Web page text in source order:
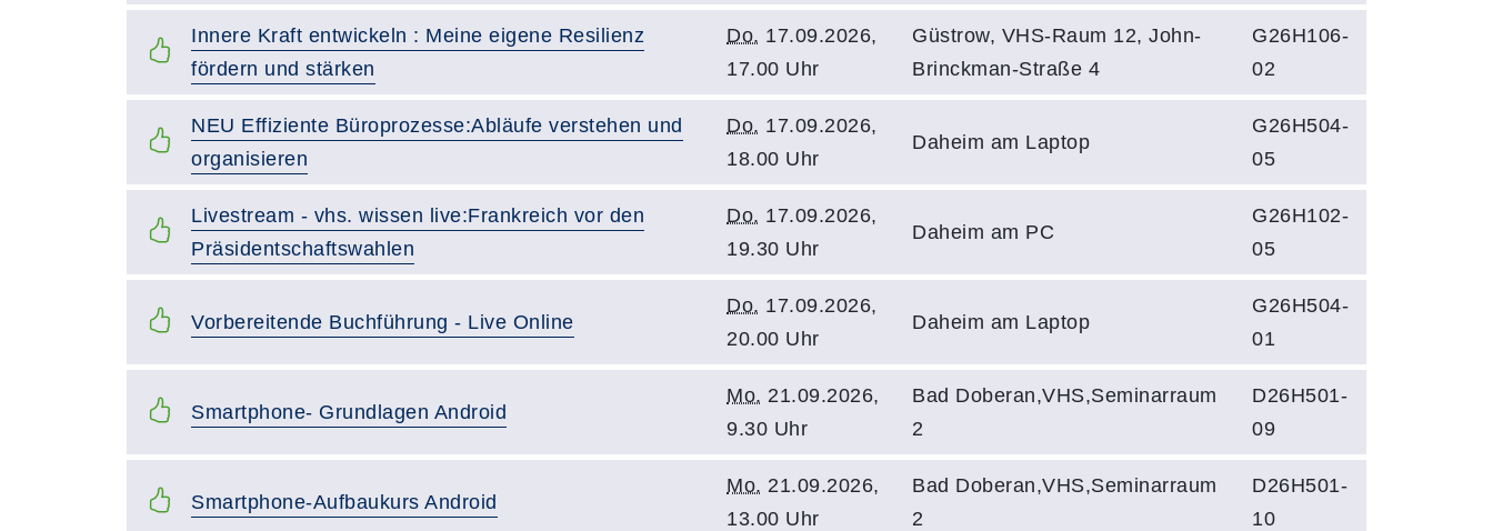
Innere Kraft entwickeln : Meine eigene Resilienz
fördern und stärken
Do. 17.09.2026,
17.00 Uhr
Güstrow, VHS-Raum 12, John-
Brinckman-Straße 4
G26H106-
02
NEU Effiziente Büroprozesse:Abläufe verstehen und
organisieren
Do. 17.09.2026,
18.00 Uhr
Daheim am Laptop
G26H504-
05
Livestream - vhs. wissen live:Frankreich vor den
Präsidentschaftswahlen
Do. 17.09.2026,
19.30 Uhr
Daheim am PC
G26H102-
05
Vorbereitende Buchführung - Live Online
Do. 17.09.2026,
20.00 Uhr
Daheim am Laptop
G26H504-
01
Smartphone- Grundlagen Android
Mo. 21.09.2026,
9.30 Uhr
Bad Doberan,VHS,Seminarraum
2
D26H501-
09
Smartphone-Aufbaukurs Android
Mo. 21.09.2026,
13.00 Uhr
Bad Doberan,VHS,Seminarraum
2
D26H501-
10